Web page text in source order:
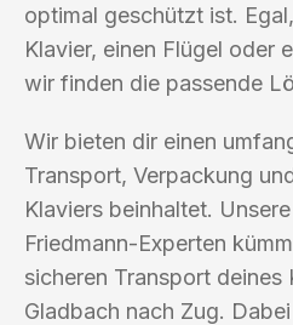
optimal geschützt ist.
Klavier, einen Flügel oder
wir finden die passende
Wir bieten dir einen
Transport, Verpackung
Klaviers beinhaltet.
Friedmann-Experten
sicheren Transport deines
Gladbach nach Zug.